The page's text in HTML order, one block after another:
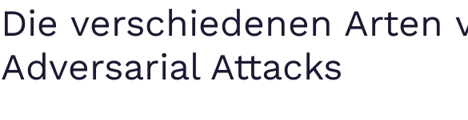
Die verschiedenen Arten
Adversarial Attacks